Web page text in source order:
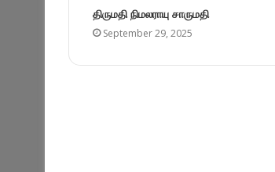
திருமதி நிமலராயு சாருமதி
September 29, 2025